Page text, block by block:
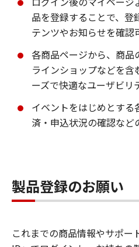
品を登録することで、登
テンツやお知らせを確認
各商品ページから、商品
ラインショップなどを
ーズで快適なユーザビリ
イベントをはじめとす
済・申込状況の確認など
製品登録のお願い
これまでの商品情報やサポー